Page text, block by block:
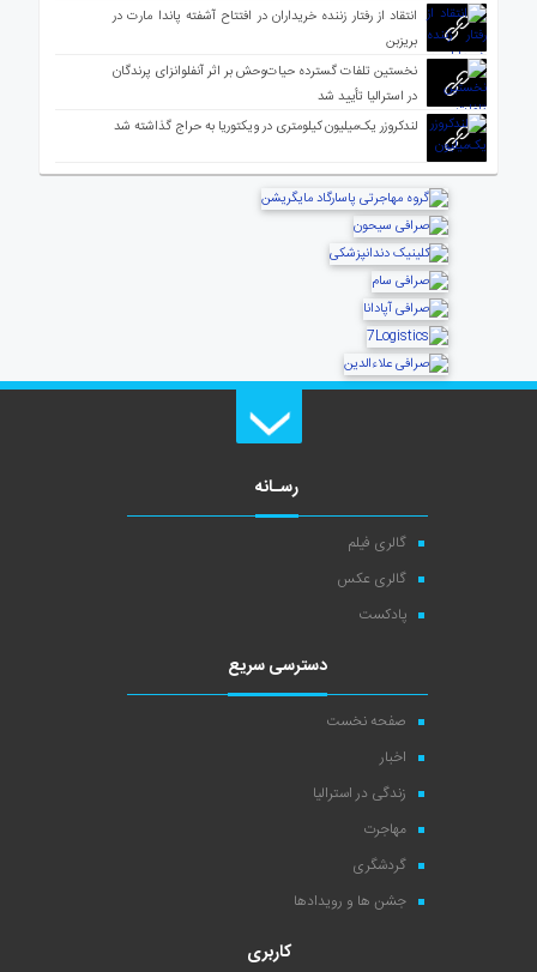
انتقاد از رفتار زننده خریداران در افتتاح آشفته پاندا مارت در
بریزبن
نخستین تلفات گسترده حیات‌وحش بر اثر آنفلوانزای پرندگان
در استرالیا تأیید شد
لندکروزر یک‌میلیون کیلومتری در ویکتوریا به حراج گذاشته شد
رسـانه
گالری فیلم
گالری عکس
پادکست
دسترسی سریع
صفحه نخست
اخبار
زندگی در استرالیا
مهاجرت
گردشگری
جشن ها و رویدادها
کاربری